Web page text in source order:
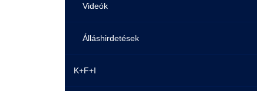
Videók
Álláshirdetések
K+F+I